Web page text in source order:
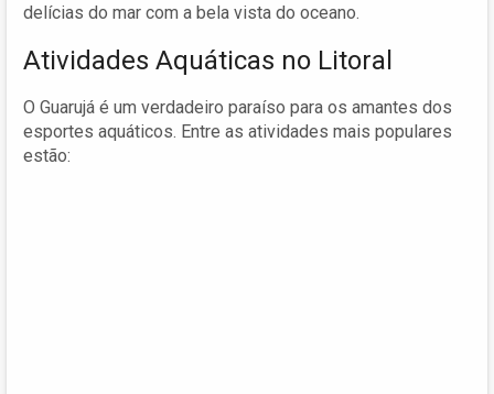
delícias do mar com a bela vista do oceano.
Atividades Aquáticas no Litoral
O Guarujá é um verdadeiro paraíso para os amantes dos
esportes aquáticos. Entre as atividades mais populares
estão: